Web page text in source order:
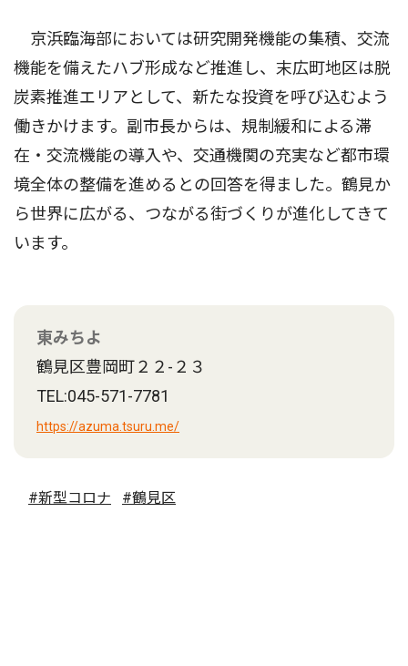
京浜臨海部においては研究開発機能の集積、交流
機能を備えたハブ形成など推進し、末広町地区は脱
炭素推進エリアとして、新たな投資を呼び込むよう
働きかけます。副市長からは、規制緩和による滞
在・交流機能の導入や、交通機関の充実など都市環
境全体の整備を進めるとの回答を得ました。鶴見か
ら世界に広がる、つながる街づくりが進化してきて
います。
東みちよ
鶴見区豊岡町２２-２３
TEL:045-571-7781
https://azuma.tsuru.me/
#新型コロナ #鶴見区